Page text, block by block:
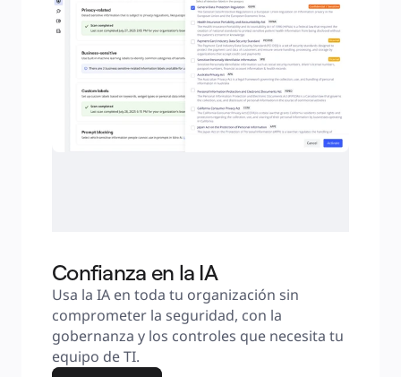
Confianza en la IA
Usa la IA en toda tu organización sin
comprometer la seguridad, con la
gobernanza y los controles que necesita tu
equipo de TI.